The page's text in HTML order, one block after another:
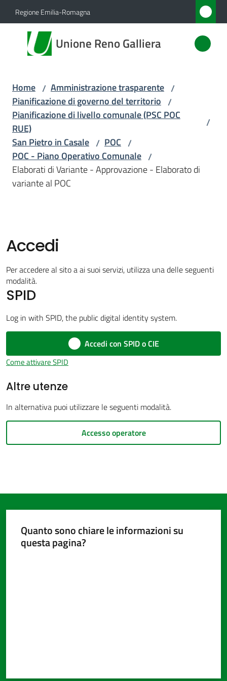
Vai al contenuto
Vai alla navigazione
Vai al footer
Regione Emilia-Romagna
Unione Reno Galliera
Unione
Reno
Amministrazione
Menu selezionato
Novità
Servizi
Amministrazione
trasparente
Menu selezionato
Tutti
gli
Seguici
su
Home / Amministrazione trasparente /
Pianificazione di governo del territorio /
Pianificazione di livello comunale (PSC POC
RUE)
/
San Pietro in Casale / POC /
POC - Piano Operativo Comunale /
Elaborati di Variante - Approvazione - Elaborato di
variante al POC
Accedi
Per accedere al sito a ai suoi servizi, utilizza una delle seguenti
modalità.
SPID
Log in with SPID, the public digital identity system.
Accedi con SPID o CIE
Come attivare SPID
Altre utenze
In alternativa puoi utilizzare le seguenti modalità.
Accesso operatore
Quanto sono chiare le informazioni su
questa pagina?